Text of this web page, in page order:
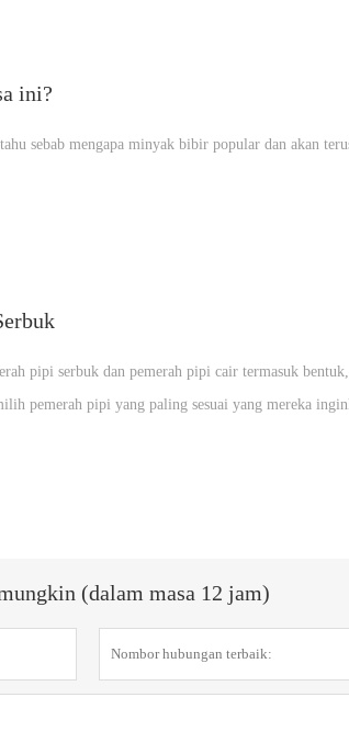
ini?
sebab mengapa minyak bibir popular dan akan
pipi serbuk dan pemerah pipi cair termasuk
pemerah pipi yang paling sesuai yang mereka
(dalam masa 12 jam)